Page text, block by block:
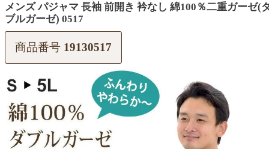
メンズ パジャマ 長袖 前開き 衿なし 綿100％二重ガーゼ(
ブルガーゼ) 0517
商品番号 19130517